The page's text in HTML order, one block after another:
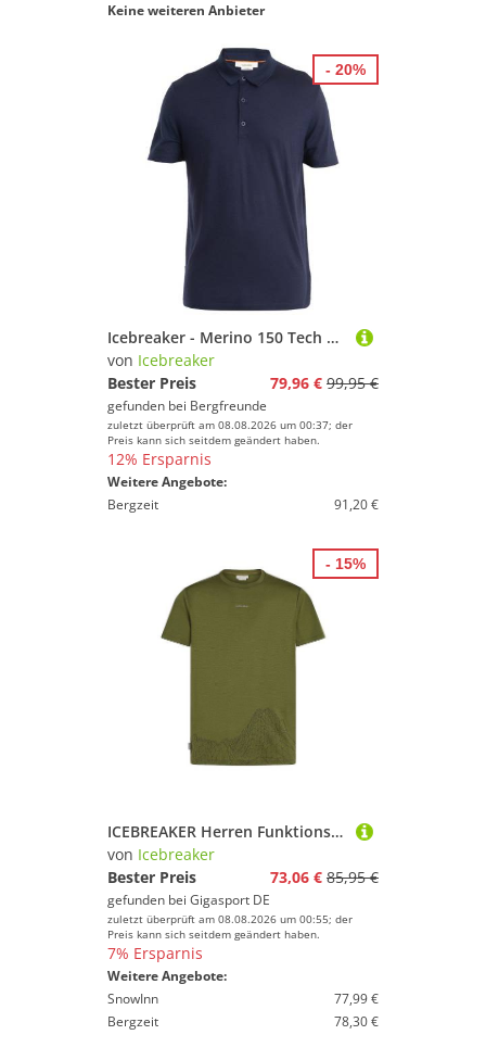
Keine weiteren Anbieter
Icebreaker - Merino 150 Tech Lite III S/S Polo - Merinoshirt Gr S blau
von Icebreaker
Bester Preis
79,96 € 99,95 €
gefunden bei Bergfreunde
zuletzt überprüft am 08.08.2026 um 00:37; der
Preis kann sich seitdem geändert haben.
12% Ersparnis
Weitere Angebote:
Bergzeit
91,20 €
- 20%
ICEBREAKER Herren Funktionsshirt 150 Tech olive | L
von Icebreaker
Bester Preis
73,06 € 85,95 €
gefunden bei Gigasport DE
zuletzt überprüft am 08.08.2026 um 00:55; der
Preis kann sich seitdem geändert haben.
7% Ersparnis
Weitere Angebote:
SnowInn
77,99 €
Bergzeit
78,30 €
- 15%